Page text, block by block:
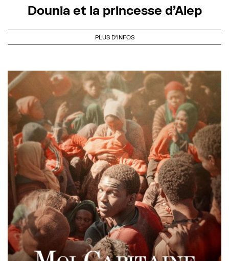
Dounia et la princesse d’Alep
PLUS D'INFOS